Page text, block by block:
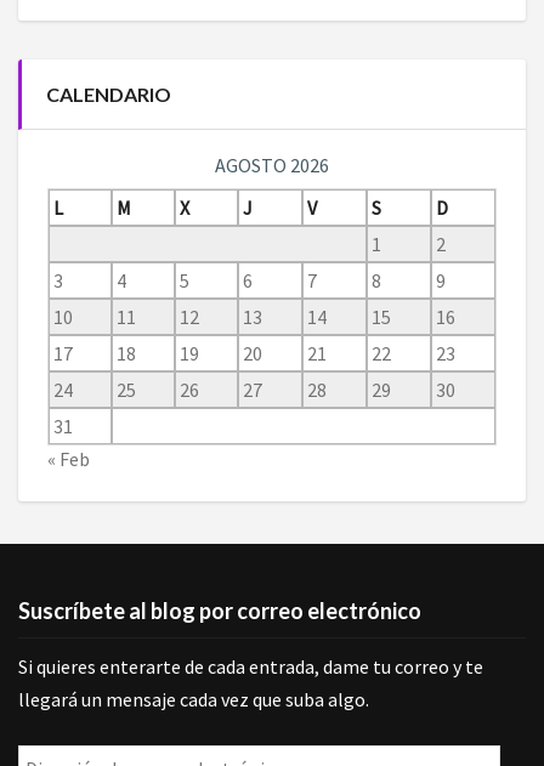
CALENDARIO
AGOSTO 2026
L
M X J V S
D
1
2
3
4 5 6 7 8
9
10
11 12 13 14 15
16
17
18 19 20 21 22
23
24
25 26 27 28 29
30
31
« Feb
Suscríbete al blog por correo electrónico
Si quieres enterarte de cada entrada, dame tu correo y te
llegará un mensaje cada vez que suba algo.
Dirección